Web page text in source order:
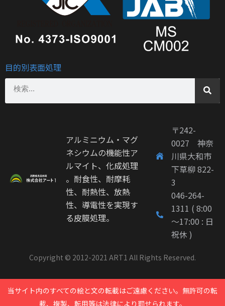
目的別表面処理
アルミニウム・マグ
ネシウムの機能性ア
ルマイト、化成処理
。耐食性、耐摩耗
性、耐熱性、放熱
性、導電性を実現す
る皮膜処理。
〒242-
0027 神奈
川県大和市
下草柳 822-
3
046-264-
1311 ( 8:00
～17:00 : 日
祝休 )
Copyright © 2012-2021 ART1 All Rights Reserved.
当サイト内のすべての絵と文の転載はご遠慮ください。無許可の転
載、複製、転用等は法律により罰せられます。